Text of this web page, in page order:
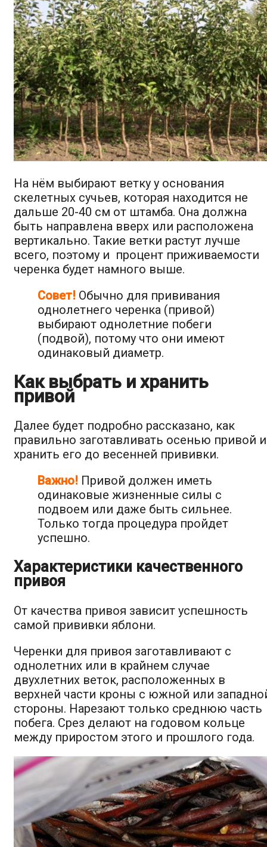
На нём выбирают ветку у основания
скелетных сучьев, которая находится не
дальше 20-40 см от штамба. Она должна
быть направлена вверх или расположена
вертикально. Такие ветки растут лучше
всего, поэтому и процент приживаемости
черенка будет намного выше.
Совет! Обычно для прививания
однолетнего черенка (привой)
выбирают однолетние побеги
(подвой), потому что они имеют
одинаковый диаметр.
Как выбрать и хранить
привой
Далее будет подробно рассказано, как
правильно заготавливать осенью привой и
хранить его до весенней прививки.
Важно! Привой должен иметь
одинаковые жизненные силы с
подвоем или даже быть сильнее.
Только тогда процедура пройдет
успешно.
Характеристики качественного
привоя
От качества привоя зависит успешность
самой прививки яблони.
Черенки для привоя заготавливают с
однолетних или в крайнем случае
двухлетних веток, расположенных в
верхней части кроны с южной или
стороны. Нарезают только среднюю часть
побега. Срез делают на годовом кольце
между приростом этого и прошлого года.